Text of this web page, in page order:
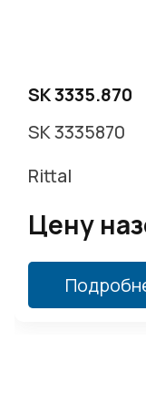
SK 3335.870
SK 3335870
Rittal
Цену